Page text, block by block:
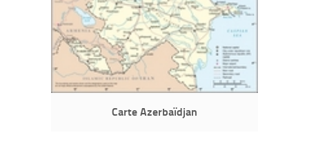
Carte Azerbaïdjan